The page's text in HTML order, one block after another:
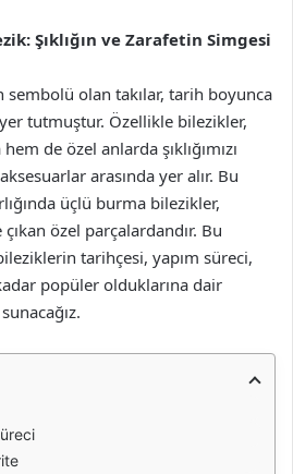
Şıklığın ve Zarafetin Simgesi
sembolü olan takılar, tarih boyunca
tutmuştur. Özellikle bilezikler,
de özel anlarda şıklığımızı
arasında yer alır. Bu
üçlü burma bilezikler,
çıkan özel parçalardandır. Bu
tarihçesi, yapım süreci,
popüler olduklarına dair